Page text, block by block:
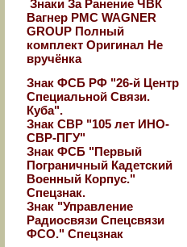
Знаки За Ранение ЧВК
Вагнер РМС WAGNER
GROUP Полный
комплект Оригинал Не
вручёнка
Знак ФСБ РФ "26-й Центр
Специальной Связи.
Куба".
Знак СВР "105 лет ИНО-
СВР-ПГУ"
Знак ФСБ "Первый
Пограничный Кадетский
Военный Корпус."
Спецзнак.
Знак "Управление
Радиосвязи Спецсвязи
ФСО." Спецзнак